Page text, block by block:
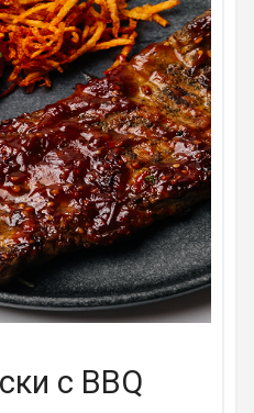
с BBQ